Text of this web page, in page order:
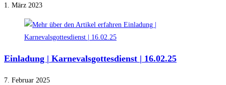
1. März 2023
Einladung | Karnevalsgottesdienst | 16.02.25
7. Februar 2025